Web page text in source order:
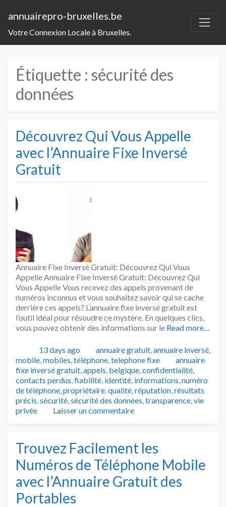
annuairepro-bruxelles.be
Votre Connexion Locale à Bruxelles.
Étiquette : sécurité des
données
Découvrez Qui Vous Appelle
avec l’Annuaire Fixe Inversé
Gratuit
Annuaire Fixe Inversé Gratuit: Découvrez Qui Vous
Appelle Annuaire Fixe Inversé Gratuit: Découvrez Qui
Vous Appelle Vous recevez des appels provenant de
numéros inconnus et vous souhaitez savoir qui se cache
derrière ces appels? L’annuaire fixe inversé gratuit est
l’outil idéal pour résoudre ce mystère. En quelques clics,
vous pouvez obtenir des informations sur le Read more…
Publié13 days ago Catégories
annuaire gratuit,annuaire inversé,
mobile,mobiles,téléphone,telephone fixe Tags
annuaire
fixe inversé gratuit,appels, belgique,confidentialité,
contacts perdus,fiabilité, identité, informations,numéro
de téléphone,propriétaire,qualité,réputation,résultats
précis,sécurité,sécurité des données,transparence,vie
privée
Laisser un commentaire
Trouvez Facilement les
Numéros de Téléphone Mobile
avec l’Annuaire Gratuit des
Portables